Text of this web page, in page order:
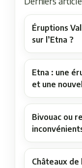
Éruptions
sur l’Etna ?
Etna : une
et une
Bivouac ou
Châteaux de